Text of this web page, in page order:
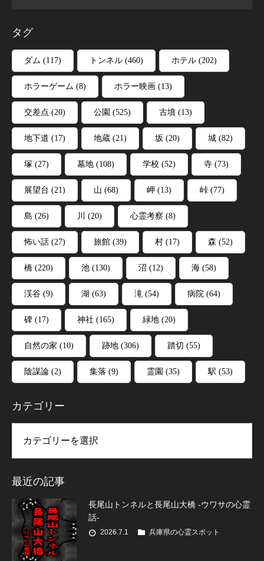
タグ
ダム (117) トンネル (460) ホテル (202)
ホラーゲーム (8) ホラー映画 (13)
交差点 (20) 公園 (525) 古墳 (13)
地下道 (17) 地蔵 (21) 坂 (20) 城 (82)
塚 (27) 墓地 (108) 学校 (52) 寺 (73)
展望台 (21) 山 (68) 岬 (13) 峠 (77)
島 (26) 川 (20) 心霊考察 (8)
怖い話 (27) 旅館 (39) 村 (17) 森 (52)
橋 (220) 池 (130) 沼 (12) 海 (58)
渓谷 (9) 湖 (63) 滝 (54) 病院 (64)
碑 (17) 神社 (165) 緑地 (20)
自然の家 (10) 跡地 (306) 踏切 (55)
陰謀論 (2) 集落 (9) 霊園 (35) 駅 (53)
カテゴリー
最近の記事
長尾山トンネルと長尾山大橋 -ウワサの心霊
話-
2026.7.1 兵庫県の心霊スポット